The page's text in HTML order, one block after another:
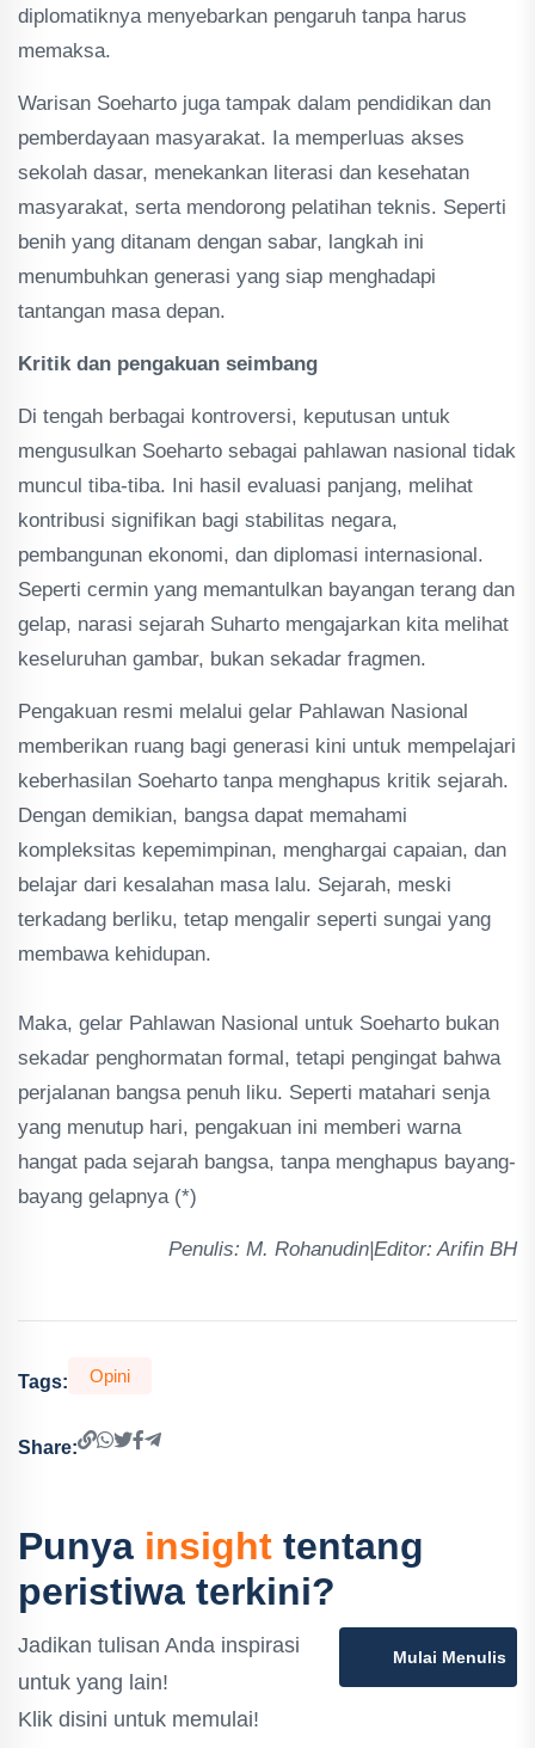
diplomatiknya menyebarkan pengaruh tanpa harus
memaksa.
‎Warisan Soeharto juga tampak dalam pendidikan dan
pemberdayaan masyarakat. Ia memperluas akses
sekolah dasar, menekankan literasi dan kesehatan
masyarakat, serta mendorong pelatihan teknis. Seperti
benih yang ditanam dengan sabar, langkah ini
menumbuhkan generasi yang siap menghadapi
tantangan masa depan.
‎Kritik dan pengakuan seimbang
‎Di tengah berbagai kontroversi, keputusan untuk
mengusulkan Soeharto sebagai pahlawan nasional tidak
muncul tiba-tiba. Ini hasil evaluasi panjang, melihat
kontribusi signifikan bagi stabilitas negara,
pembangunan ekonomi, dan diplomasi internasional.
Seperti cermin yang memantulkan bayangan terang dan
gelap, narasi sejarah Suharto mengajarkan kita melihat
keseluruhan gambar, bukan sekadar fragmen.
‎Pengakuan resmi melalui gelar Pahlawan Nasional
memberikan ruang bagi generasi kini untuk mempelajari
keberhasilan Soeharto tanpa menghapus kritik sejarah.
Dengan demikian, bangsa dapat memahami
kompleksitas kepemimpinan, menghargai capaian, dan
belajar dari kesalahan masa lalu. Sejarah, meski
terkadang berliku, tetap mengalir seperti sungai yang
membawa kehidupan.
‎Maka, gelar Pahlawan Nasional untuk Soeharto bukan
sekadar penghormatan formal, tetapi pengingat bahwa
perjalanan bangsa penuh liku. Seperti matahari senja
yang menutup hari, pengakuan ini memberi warna
hangat pada sejarah bangsa, tanpa menghapus bayang-
bayang gelapnya (*)
Penulis: ‎M. Rohanudin|Editor: Arifin BH
Tags: Opini
Share:
Punya insight tentang
peristiwa terkini?
Jadikan tulisan Anda inspirasi
untuk yang lain!
Klik disini untuk memulai!
Mulai Menulis